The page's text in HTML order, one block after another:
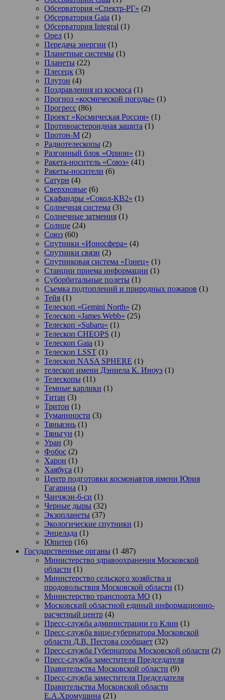
Обсерватория «Спектр-РГ» (2)
Обсерватория Gaia (1)
Обсерватория Integral (1)
Орел (1)
Передача энергии (1)
Планетные системы (1)
Планеты (22)
Плесецк (3)
Плутон (4)
Поздравления из космоса (1)
Прогноз «космической погоды» (1)
Прогресс (86)
Проект «Космическая Россия» (1)
Противоастероидная защита (1)
Протон-М (2)
Радиотелескопы (2)
Разгонный блок «Орион» (1)
Ракета-носитель «Союз» (41)
Ракеты-носители (6)
Сатурн (4)
Сверхновые (6)
Скафандры «Сокол-КВ2» (1)
Солнечная система (3)
Солнечные затмения (1)
Солнце (24)
Союз (60)
Спутники «Ионосфера» (4)
Спутники связи (2)
Спутниковая система «Гонец» (1)
Станции приема информации (1)
Суборбитальные полеты (1)
Съемка подтоплений и природных пожаров (1)
Тейя (1)
Телескоп «Gemini North» (2)
Телескоп «James Webb» (25)
Телескоп «Subaru» (1)
Телескоп CHEOPS (1)
Телескоп Gaia (1)
Телескоп LSST (1)
Телескоп NASA SPHERE (1)
телескоп имени Дэниела К. Иноуэ (1)
Телескопы (11)
Темные карлики (1)
Титан (3)
Тритон (1)
Туманнности (3)
Тяньвэнь (1)
Тяньгун (1)
Уран (3)
Фобос (2)
Харон (1)
Хаябуса (1)
Центр подготовки космонавтов имени Юрия
Гагарина (1)
Чанчжэн-6-си (1)
Черные дыры (32)
Экзопланеты (37)
Экологические спутники (1)
Энцелада (1)
Юпитер (16)
Государственные органы (1 487)
Министерство здравоохранения Московской
области (1)
Министерство сельского хозяйства и
продовольствия Московской области (1)
Министерство транспорта МО (1)
Московский областной единый информационно-
расчетный центр (4)
Пресс-служба администрации го Клин (1)
Пресс-служба вице-губернатора Московской
области Д.В. Пестова сообщает (32)
Пресс-служба Губернатора Московской области (2)
Пресс-служба заместителя Председателя
Правительства Московской области (9)
Пресс-служба заместителя Председателя
Правительства Московской области
Е.А.Хромушина (21)